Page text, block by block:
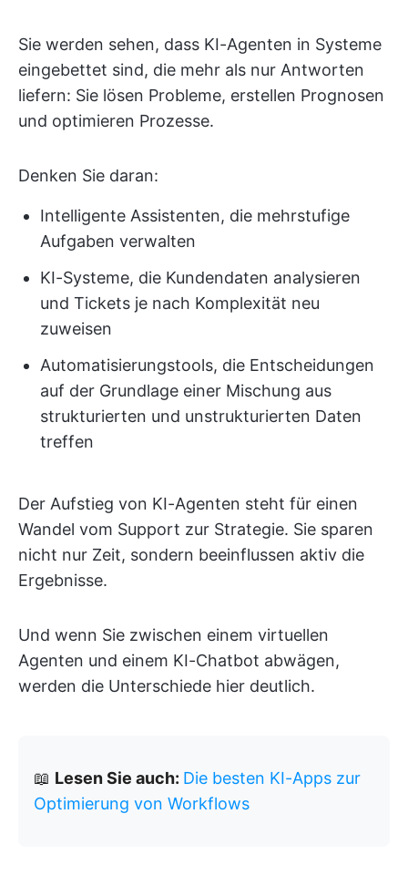
Sie werden sehen, dass KI-Agenten in Systeme
eingebettet sind, die mehr als nur Antworten
liefern: Sie lösen Probleme, erstellen Prognosen
und optimieren Prozesse.
Denken Sie daran:
Intelligente Assistenten, die mehrstufige
Aufgaben verwalten
KI-Systeme, die Kundendaten analysieren
und Tickets je nach Komplexität neu
zuweisen
Automatisierungstools, die Entscheidungen
auf der Grundlage einer Mischung aus
strukturierten und unstrukturierten Daten
treffen
Der Aufstieg von KI-Agenten steht für einen
Wandel vom Support zur Strategie. Sie sparen
nicht nur Zeit, sondern beeinflussen aktiv die
Ergebnisse.
Und wenn Sie zwischen einem virtuellen
Agenten und einem KI-Chatbot abwägen,
werden die Unterschiede hier deutlich.
📖 Lesen Sie auch: Die besten KI-Apps zur
Optimierung von Workflows